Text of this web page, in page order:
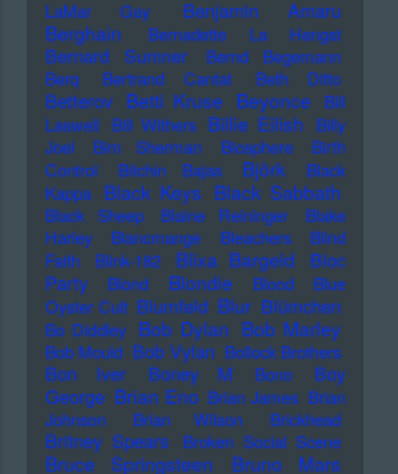
LaMar Gay
Benjamin Amaru
Berghain Bernadette La Hengst
Bernard Sumner
Bernd Begemann
Berq
Bertrand Cantat Beth Ditto
Betterov Betti Kruse Beyonce
Bill
Laswell
Bill Withers Billie Eilish
Billy
Joel
Bim Sherman Biosphere
Birth
Control
Bitchin Bajas Björk
Black
Kappa Black Keys Black Sabbath
Black Sheep Blaine Reininger
Blake
Harley
Blancmange Bleachers
Blind
Faith
Blink-182 Blixa Bargeld
Bloc
Party
Blond Blondie Blood
Blue
Oyster Cult Blumfeld Blur Blümchen
Bo Diddley Bob Dylan Bob Marley
Bob Mould Bob Vylan Bollock Brothers
Bon Iver Boney M Bono
Boy
George Brian Eno Brian James Brian
Johnson
Brian Wilson Brickhead
Britney Spears Broken Social Scene
Bruce Springsteen
Bruno Mars